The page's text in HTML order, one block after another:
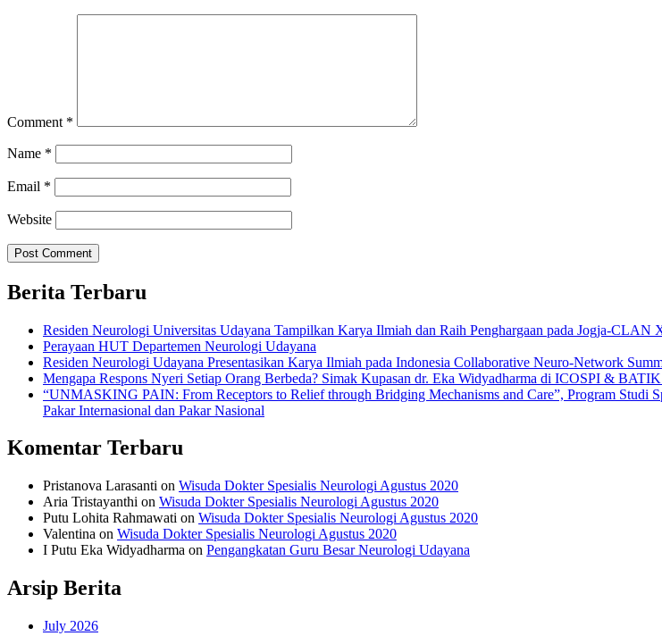
Comment *
Name *
Email *
Website
Berita Terbaru
Residen Neurologi Universitas Udayana Tampilkan Karya Ilmiah dan Raih Penghargaan pada Jogja-CLAN
Perayaan HUT Departemen Neurologi Udayana
Residen Neurologi Udayana Presentasikan Karya Ilmiah pada Indonesia Collaborative Neuro-Network
Mengapa Respons Nyeri Setiap Orang Berbeda? Simak Kupasan dr. Eka Widyadharma di ICOSPI &
“UNMASKING PAIN: From Receptors to Relief through Bridging Mechanisms and Care”, Program Studi
Pakar Internasional dan Pakar Nasional
Komentar Terbaru
Pristanova Larasanti on Wisuda Dokter Spesialis Neurologi Agustus 2020
Aria Tristayanthi on Wisuda Dokter Spesialis Neurologi Agustus 2020
Putu Lohita Rahmawati on Wisuda Dokter Spesialis Neurologi Agustus 2020
Valentina on Wisuda Dokter Spesialis Neurologi Agustus 2020
I Putu Eka Widyadharma on Pengangkatan Guru Besar Neurologi Udayana
Arsip Berita
July 2026